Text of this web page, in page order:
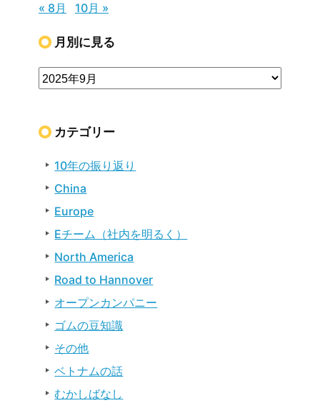
« 8月
10月 »
月別に見る
カテゴリー
10年の振り返り
China
Europe
Eチーム（社内を明るく）
North America
Road to Hannover
オープンカンパニー
ゴムの豆知識
その他
ベトナムの話
むかしばなし